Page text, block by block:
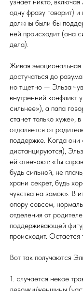
одну фразу говорит)
должны были бы
ней происходит (она
дела).
Живая эмоциональная
достучаться до
но тщетно — Эльза
внутренний конфликт
сильнее»), а папа
станет только хуже»,
отдаляется от
поддержке. Когда
дистанцируются),
ей отвечают: «Ты
будь сильной, не
храни секрет, будь
чувства на замок». В
опору совсем,
отделения от
поддерживающей
происходит.
Вот так получаются
1. случается некое